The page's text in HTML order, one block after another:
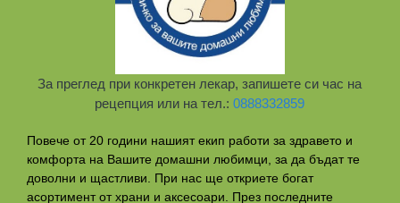
За преглед при конкретен лекар, запишете си час на
рецепция или на тел.:0888332859
Повече от 20 години нашият екип работи за здравето и
комфорта на Вашите домашни любимци, за да бъдат те
доволни и щастливи. При нас ще откриете богат
асортимент от храни и аксесоари. През последните